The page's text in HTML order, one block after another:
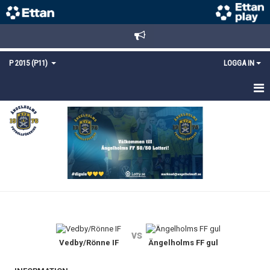
P 2015 (P11) LOGGA IN
HEM
NYHETER
Vedby/Rönne IF
vs
Ängelholms FF gul